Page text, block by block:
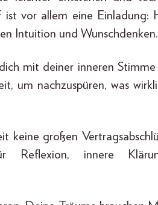
ist vor allem eine Einladung:
Intuition und Wunschdenken.
mit deiner inneren
um nachzuspüren, was
keine großen
Reflexion, innere